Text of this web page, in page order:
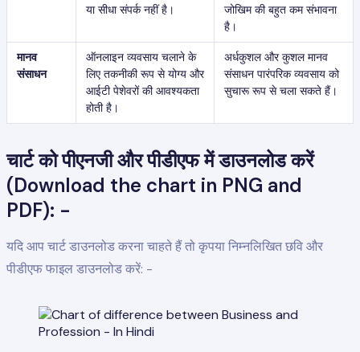
या सीधा संपर्क नहीं है।
जोखिम की बहुत कम संभावना
है।
मानव
संसाधन
ऑनलाइन व्यवसाय चलाने के
लिए तकनीकी रूप से योग्य और
आईटी पेशेवरों की आवश्यकता
होती है।
अर्धकुशल और कुशल मानव
संसाधन पारंपरिक व्यवसाय को
सुचारू रूप से चला सकते हैं।
चार्ट को पीएनजी और पीडीएफ में डाउनलोड करें
(Download the chart in PNG and
PDF): -
यदि आप चार्ट डाउनलोड करना चाहते हैं तो कृपया निम्नलिखित छवि और
पीडीएफ फाइल डाउनलोड करें: -